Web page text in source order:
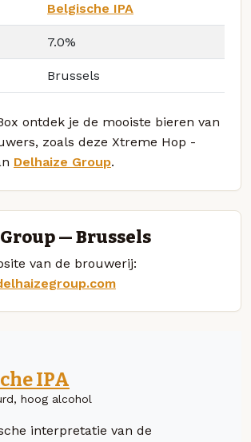
Belgische IPA
7.0%
Brussels
ontdek je de mooiste bieren van
zoals deze Xtreme Hop -
Delhaize Group.
— Brussels
van de brouwerij:
IPA
hoog alcohol
interpretatie van de